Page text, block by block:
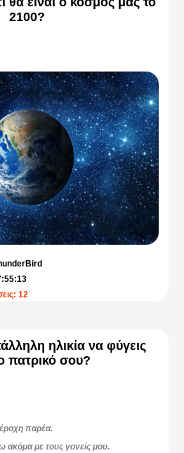
2100?
12
ηλικία να φύγεις
πατρικό σου?
παρέα.
ακόμα με τους γονείς μου.